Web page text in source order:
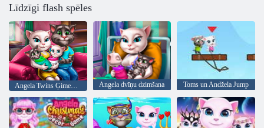
Līdzīgi flash spēles
Angela Twins Ģimenes diena Angela dvīņu dzimšana Toms un Andžela Jump